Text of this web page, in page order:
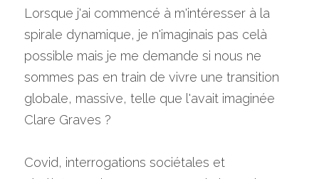
Lorsque j'ai commencé à m'intéresser à la
spirale dynamique, je n'imaginais pas celà
possible mais je me demande si nous ne
sommes pas en train de vivre une transition
globale, massive, telle que l'avait imaginée
Clare Graves ?
Covid, interrogations sociétales et